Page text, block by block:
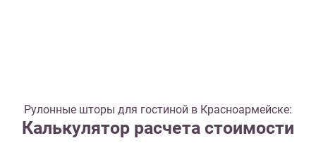
Рулонные шторы для гостиной в Красноармейске:
Калькулятор расчета стоимости